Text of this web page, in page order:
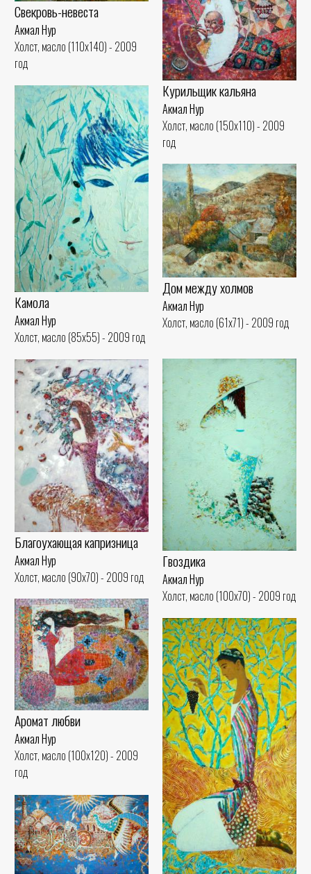
Курильщик кальяна
Акмал Нур
Холст, масло (150x110) - 2009
год
Свекровь-невеста
Акмал Нур
Холст, масло (110x140) - 2009
год
Камола
Акмал Нур
Холст, масло (85x55) - 2009 год
Дом между холмов
Акмал Нур
Холст, масло (61x71) - 2009 год
Гвоздика
Акмал Нур
Холст, масло (100x70) - 2009 год
Благоухающая капризница
Акмал Нур
Холст, масло (90x70) - 2009 год
Аромат любви
Акмал Нур
Холст, масло (100x120) - 2009
год